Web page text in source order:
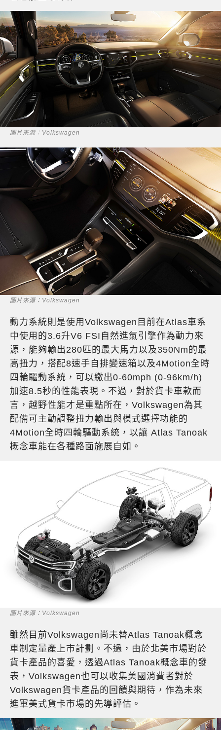
圖片來源：Volkswagen
圖片來源：Volkswagen
動力系統則是使用Volkswagen目前在Atlas車系
中使用的3.6升V6 FSI自然進氣引擎作為動力來
源，能夠輸出280匹的最大馬力以及350Nm的最
高扭力，搭配8速手自排變速箱以及4Motion全時
四輪驅動系統，可以繳出0-60mph (0-96km/h)
加速8.5秒的性能表現。不過，對於貨卡車款而
言，越野性能才是重點所在，Volkswagen為其
配備可主動調整扭力輸出與模式選擇功能的
4Motion全時四輪驅動系統，以讓 Atlas Tanoak
概念車能在各種路面施展自如。
圖片來源：Volkswagen
雖然目前Volkswagen尚未替Atlas Tanoak概念
車制定量產上市計劃。不過，由於北美市場對於
貨卡產品的喜愛，透過Atlas Tanoak概念車的發
表，Volkswagen也可以收集美國消費者對於
Volkswagen貨卡產品的回饋與期待，作為未來
進軍美式貨卡市場的先導評估。